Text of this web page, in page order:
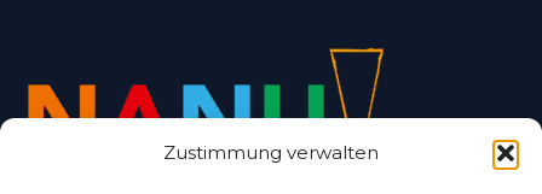
Zustimmung verwalten